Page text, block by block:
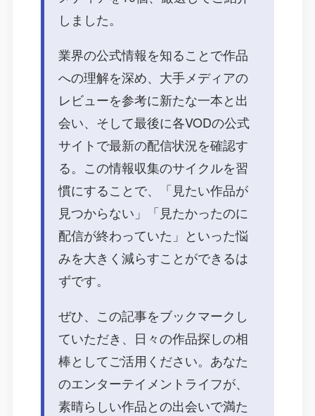
しました。
業界の公式情報を知ることで作品
への理解を深め、大手メディアの
レビューを参考に新たな一本と出
会い、そして最後に各VODの公式
サイトで最新の配信状況を確認す
る。この情報収集のサイクルを習
慣にすることで、「見たい作品が
見つからない」「見たかったのに
配信が終わっていた」といった悩
みを大きく減らすことができるは
ずです。
ぜひ、この記事をブックマークし
ていただき、日々の作品探しの相
棒としてご活用ください。あなた
のエンターテイメントライフが、
素晴らしい作品との出会いで満た